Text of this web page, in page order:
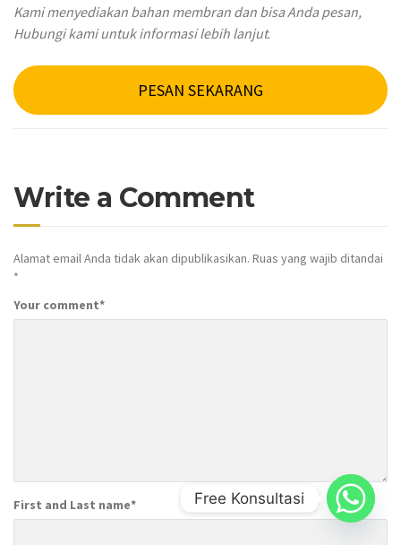
Kami menyediakan bahan membran dan bisa Anda pesan,
Hubungi kami untuk informasi lebih lanjut.
PESAN SEKARANG
Write a Comment
Alamat email Anda tidak akan dipublikasikan. Ruas yang wajib ditandai
*
Your comment*
First and Last name* Free Konsultasi